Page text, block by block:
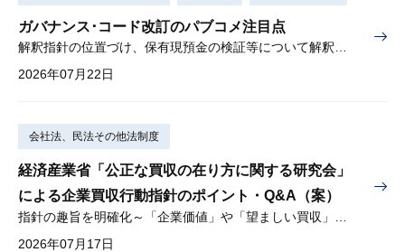
ガバナンス･コード改訂のパブコメ注目点
解釈指針の位置づけ、保有現預金の検証等について解釈を示す
2026年07月22日
会社法、民法その他法制度
経済産業省「公正な買収の在り方に関する研究会」
による企業買収行動指針のポイント・Q&A（案）
2026年07月17日